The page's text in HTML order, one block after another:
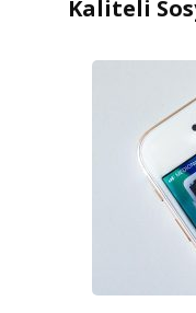
Kaliteli